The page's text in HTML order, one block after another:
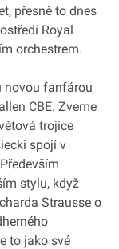
přesně to dnes
Royal
orchestrem.
novou fanfárou
CBE. Zveme
trojice
spojí v
stylu, když
Strausse o
to jako své